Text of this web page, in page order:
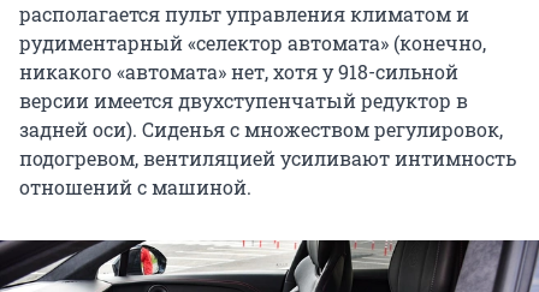
располагается пульт управления климатом и
рудиментарный «селектор автомата» (конечно,
никакого «автомата» нет, хотя у 918-сильной
версии имеется двухступенчатый редуктор в
задней оси). Сиденья с множеством регулировок,
подогревом, вентиляцией усиливают интимность
отношений с машиной.